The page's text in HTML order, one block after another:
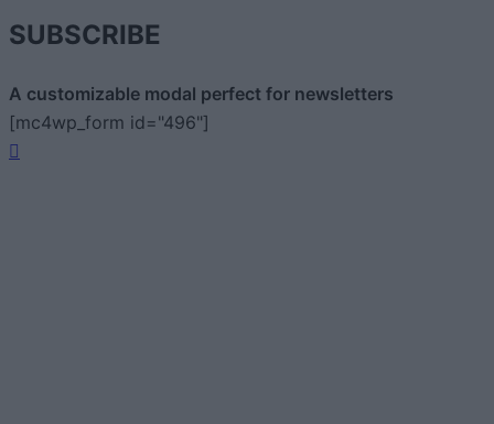
SUBSCRIBE
A customizable modal perfect for newsletters
[mc4wp_form id="496"]